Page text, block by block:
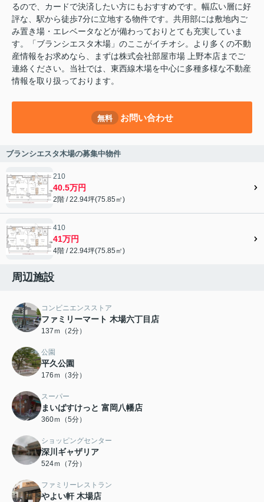
るので、カードで決済したい方にもおすすめです。幅広い層に好
評な、駅から徒歩7分に立地する物件です。共用部には敷地内ご
み置き場・エレベータなどが備わっておりとても充実していま
す。「ブランシエスタ木場」のここがイチオシ。より多くの不動
産情報をお求めなら、まずは株式会社部屋市場 上野本店までご
連絡ください。当社では、東西線木場を中心に多種多様な不動産
情報を取り扱っております。
無料 お問い合わせ
ブランシエスタ木場の募集中物件
210
40.5万円
2階 / 22.94坪(75.85㎡)
410
41万円
4階 / 22.94坪(75.85㎡)
周辺施設
コンビニエンスストア
ファミリーマート 木場六丁目店
137ｍ（2分）
公園
平久公園
176ｍ（3分）
スーパー
まいばすけっと 富岡八幡店
360ｍ（5分）
ショッピングセンター
深川ギャザリア
524ｍ（7分）
ファミリーレストラン
やよい軒 木場店